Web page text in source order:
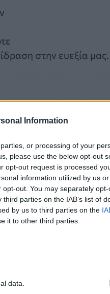
Information
or processing of your
please use the below opt-out
opt-out request is processed
information utilized by us
out. You may separately
parties on the IAB’s list of
by us to third parties on the
it to other third parties.
data.
στην ευεξία μας.
ιστορική περίοδο